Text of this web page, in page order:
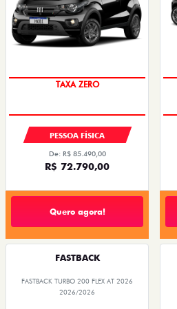
TAXA ZERO
PESSOA FÍSICA
De: R$ 85.490,00
R$ 72.790,00
Quero agora!
FASTBACK
FASTBACK TURBO 200 FLEX AT 2026
2026/2026